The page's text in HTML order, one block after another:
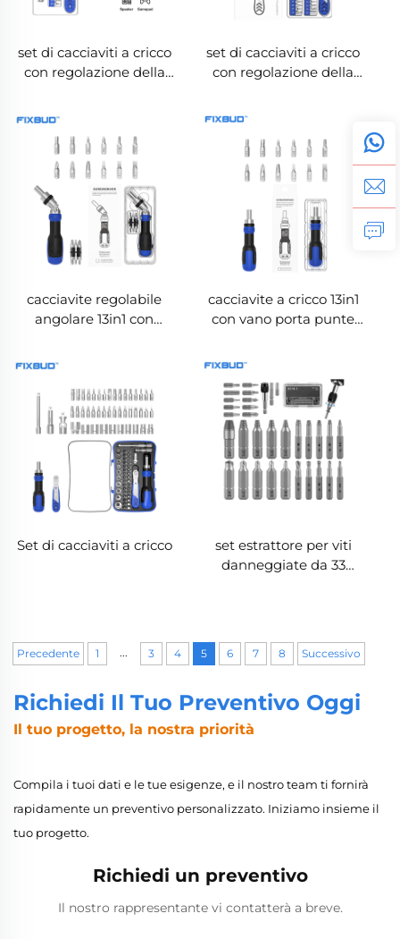
set di cacciaviti a cricco
con regolazione della
set di cacciaviti a cricco
con regolazione della
cacciavite regolabile
angolare 13in1 con
cacciavite a cricco 13in1
con vano porta punte
Set di cacciaviti a cricco
set estrattore per viti
danneggiate da 33
Precedente 1 ... 3 4 5 6 7 8 Successivo
Richiedi Il Tuo Preventivo Oggi
Il tuo progetto, la nostra priorità
Compila i tuoi dati e le tue esigenze, e il nostro team ti fornirà
rapidamente un preventivo personalizzato. Iniziamo insieme il
tuo progetto.
Richiedi un preventivo
Il nostro rappresentante vi contatterà a breve.